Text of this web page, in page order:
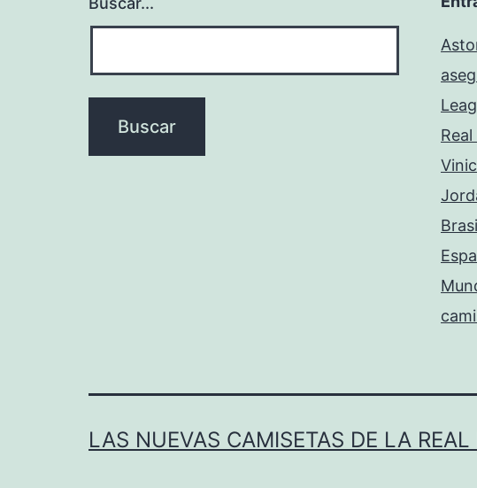
LAS NUEVAS CAMISETAS DE LA REAL